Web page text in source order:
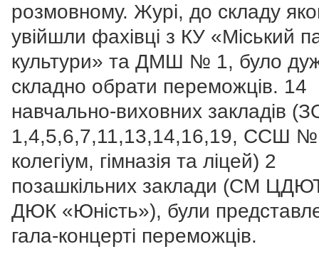
розмовному. Журі, до складу
увійшли фахівці з КУ «Міський
культури» та ДМШ № 1, було
складно обрати переможців. 14
навчально-виховних закладів
1,4,5,6,7,11,13,14,16,19, ССШ
колегіум, гімназія та ліцей) 2
позашкільних заклади (СМ
ДЮК «Юність»), були
гала-концерті переможців.